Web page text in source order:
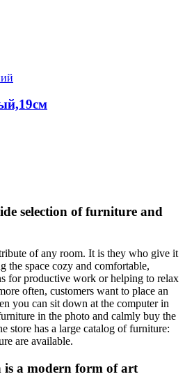
selection of furniture and
of any room. It is they who give it
the space cozy and comfortable,
for productive work or helping to relax
often, customers want to place an
you can sit down at the computer in
in the photo and calmly buy the
store has a large catalog of furniture:
are available.
a modern form of art